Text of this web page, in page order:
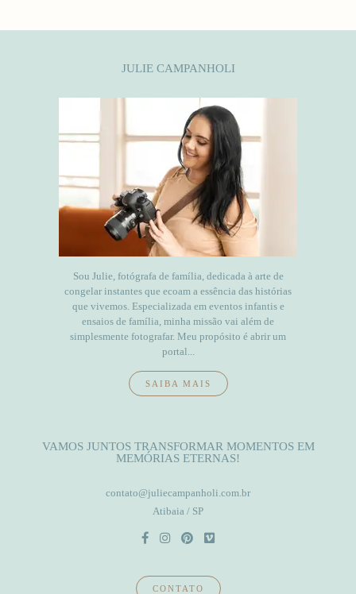
JULIE CAMPANHOLI
Sou Julie, fotógrafa de família, dedicada à arte de
congelar instantes que ecoam a essência das histórias
que vivemos. Especializada em eventos infantis e
ensaios de família, minha missão vai além de
simplesmente fotografar. Meu propósito é abrir um
portal...
SAIBA MAIS
VAMOS JUNTOS TRANSFORMAR MOMENTOS EM
MEMÓRIAS ETERNAS!
contato@juliecampanholi.com.br
Atibaia / SP
CONTATO